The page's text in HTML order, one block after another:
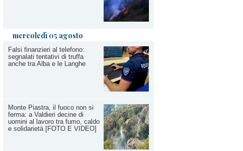
mercoledì 05 agosto
Falsi finanzieri al telefono:
segnalati tentativi di truffa
anche tra Alba e le Langhe
Monte Piastra, il fuoco non si
ferma: a Valdieri decine di
uomini al lavoro tra fumo, caldo
e solidarietà [FOTO E VIDEO]